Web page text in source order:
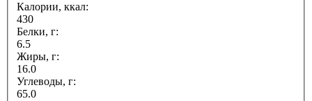
Калории, ккал:
430
Белки, г:
6.5
Жиры, г:
16.0
Углеводы, г:
65.0